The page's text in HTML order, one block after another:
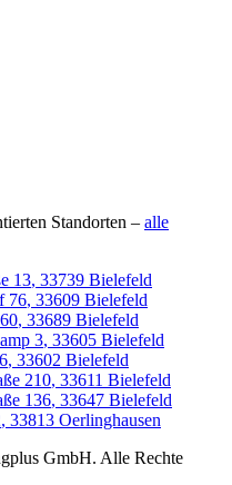
Standorten – alle
13, 33739 Bielefeld
76, 33609 Bielefeld
, 33689 Bielefeld
3, 33605 Bielefeld
, 33602 Bielefeld
210, 33611 Bielefeld
136, 33647 Bielefeld
, 33813 Oerlinghausen
GmbH. Alle Rechte